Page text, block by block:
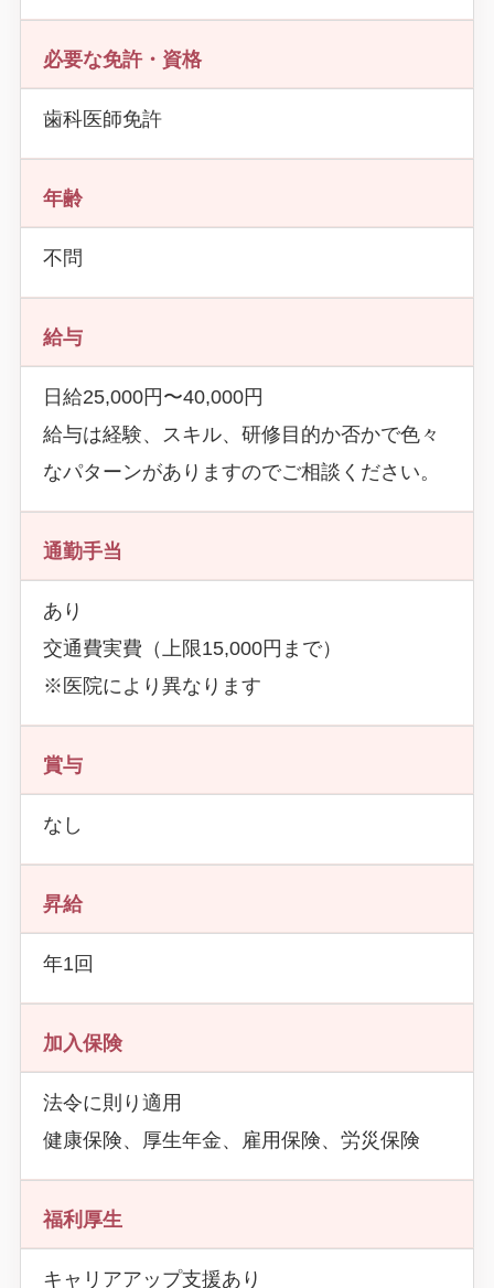
必要な免許・資格
歯科医師免許
年齢
不問
給与
日給25,000円〜40,000円
給与は経験、スキル、研修目的か否かで色々
なパターンがありますのでご相談ください。
通勤手当
あり
交通費実費（上限15,000円まで）
※医院により異なります
賞与
なし
昇給
年1回
加入保険
法令に則り適用
健康保険、厚生年金、雇用保険、労災保険
福利厚生
キャリアアップ支援あり